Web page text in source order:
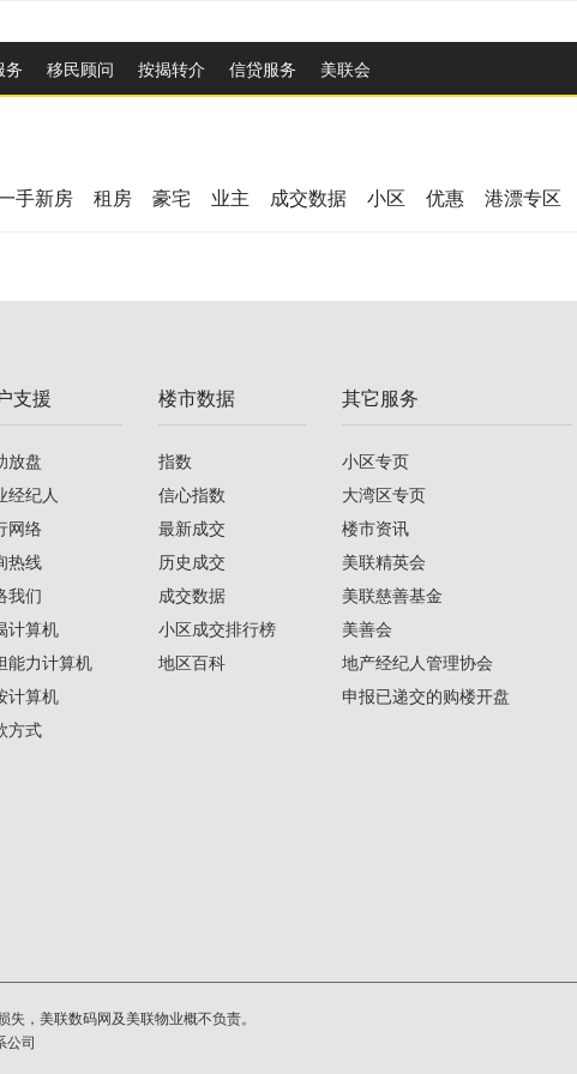
务 移民顾问 按揭转介 信贷服务 美联会
手新房 租房 豪宅 业主 成交数据 小区 优惠 港漂专区
支援
放盘
经纪人
网络
热线
我们
计算机
能力计算机
计算机
方式
楼市数据
指数
信心指数
最新成交
历史成交
成交数据
小区成交排行榜
地区百科
其它服务
小区专页
大湾区专页
楼市资讯
美联精英会
美联慈善基金
美善会
地产经纪人管理协会
申报已递交的购楼开盘
，美联数码网及美联物业概不负责。
公司